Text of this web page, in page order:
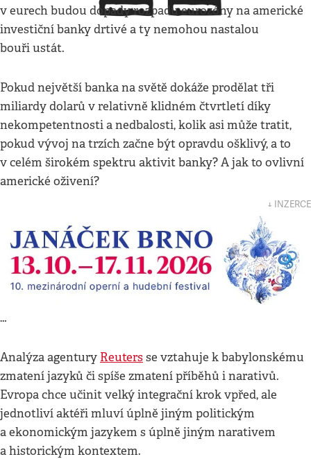
v eurech budou dopady rozpadu eurozóny na americké
investiční banky drtivé a ty nemohou nastalou
bouři ustát.
Pokud největší banka na světě dokáže prodělat tři
miliardy dolarů v relativně klidném čtvrtletí díky
nekompetentnosti a nedbalosti, kolik asi může tratit,
pokud vývoj na trzích začne být opravdu ošklivý, a to
v celém širokém spektru aktivit banky? A jak to ovlivní
americké oživení?
↓ INZERCE
…
Analýza agentury Reutersse vztahuje k babylonskému
zmatení jazyků či spíše zmatení příběhů i narativů.
Evropa chce učinit velký integrační krok vpřed, ale
jednotliví aktéři mluví úplně jiným politickým
a ekonomickým jazykem s úplně jiným narativem
a historickým kontextem.